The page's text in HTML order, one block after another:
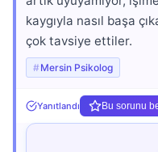
kaygıyla nasıl başa
çok tavsiye ettiler.
Mersin Psikolog
Yanıtlandı Bu sorunu